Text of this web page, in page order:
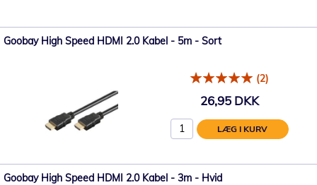
Goobay High Speed ​​HDMI 2.0 Kabel - 5m - Sort
(2)
26,95 DKK
LÆG I KURV
Goobay High Speed ​​HDMI 2.0 Kabel - 3m - Hvid